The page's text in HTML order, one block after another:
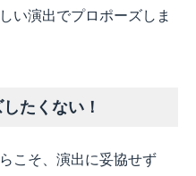
い演出でプロポーズしま
たくない！
こそ、演出に妥協せず